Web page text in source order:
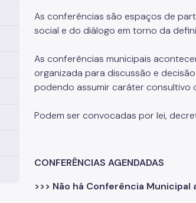
As conferências são espaços de
social e do diálogo em torno da
As conferências municipais
organizada para discussão e
podendo assumir caráter consultivo
Podem ser convocadas por lei,
CONFERÊNCIAS AGENDADAS
>>> Não há Conferência Municipal